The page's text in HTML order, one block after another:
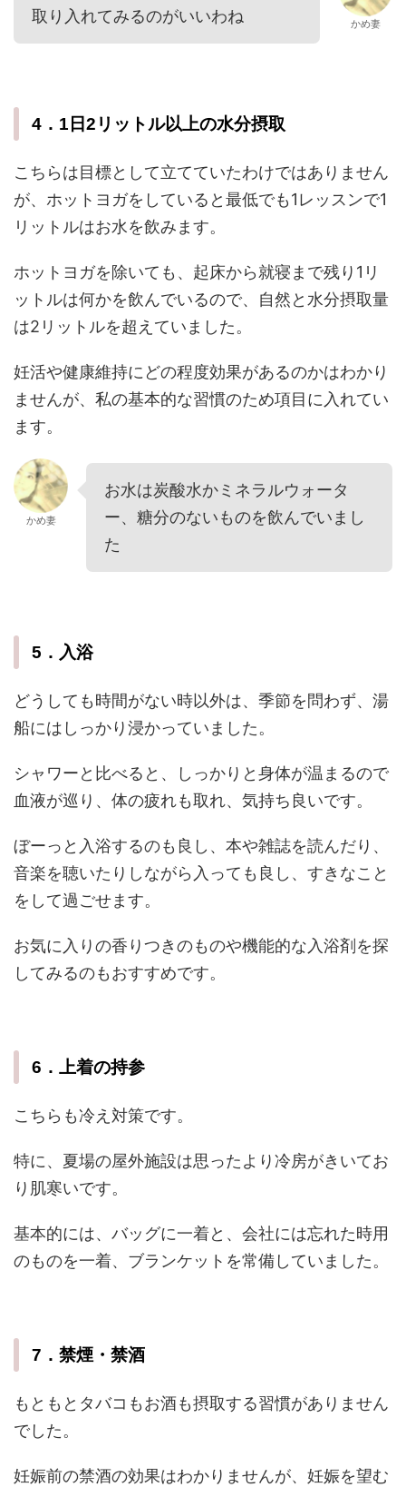
取り入れてみるのがいいわね
かめ妻
4．1日2リットル以上の水分摂取
こちらは目標として立てていたわけではありません
が、ホットヨガをしていると最低でも1レッスンで1
リットルはお水を飲みます。
ホットヨガを除いても、起床から就寝まで残り1リ
ットルは何かを飲んでいるので、自然と水分摂取量
は2リットルを超えていました。
妊活や健康維持にどの程度効果があるのかはわかり
ませんが、私の基本的な習慣のため項目に入れてい
ます。
かめ妻
お水は炭酸水かミネラルウォータ
ー、糖分のないものを飲んでいまし
た
5．入浴
どうしても時間がない時以外は、季節を問わず、湯
船にはしっかり浸かっていました。
シャワーと比べると、しっかりと身体が温まるので
血液が巡り、体の疲れも取れ、気持ち良いです。
ぼーっと入浴するのも良し、本や雑誌を読んだり、
音楽を聴いたりしながら入っても良し、すきなこと
をして過ごせます。
お気に入りの香りつきのものや機能的な入浴剤を探
してみるのもおすすめです。
6．上着の持参
こちらも冷え対策です。
特に、夏場の屋外施設は思ったより冷房がきいてお
り肌寒いです。
基本的には、バッグに一着と、会社には忘れた時用
のものを一着、ブランケットを常備していました。
7．禁煙・禁酒
もともとタバコもお酒も摂取する習慣がありません
でした。
妊娠前の禁酒の効果はわかりませんが、妊娠を望む